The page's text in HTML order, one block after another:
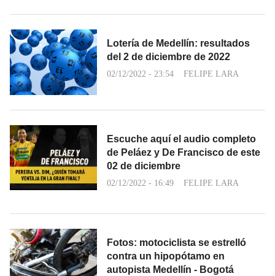
Lotería de Medellín: resultados
del 2 de diciembre de 2022
02/12/2022 - 23:54 FELIPE LARA
Escuche aquí el audio completo
de Peláez y De Francisco de este
02 de diciembre
02/12/2022 - 16:49 FELIPE LARA
Fotos: motociclista se estrelló
contra un hipopótamo en
autopista Medellín - Bogotá